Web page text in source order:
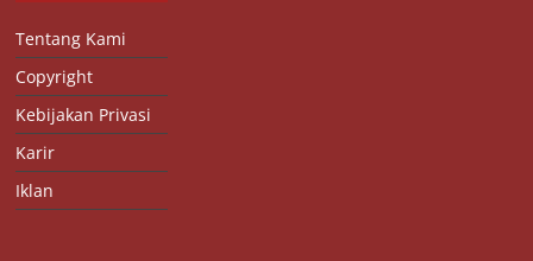
Tentang Kami
Copyright
Kebijakan Privasi
Karir
Iklan